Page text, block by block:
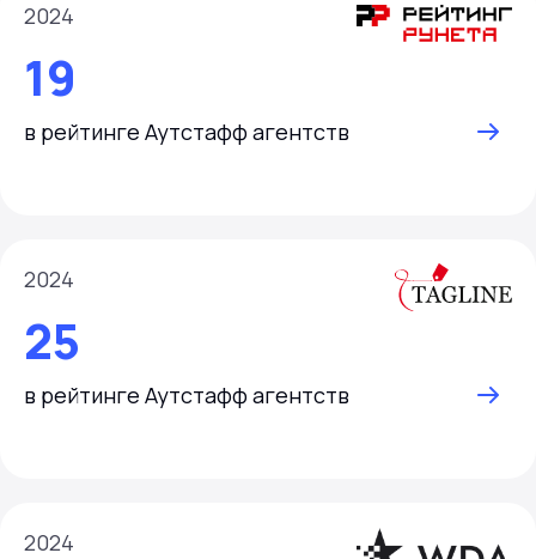
2024
19
в рейтинге Аутстафф агентств
2024
25
в рейтинге Аутстафф агентств
2024